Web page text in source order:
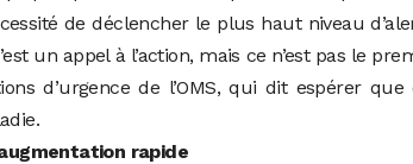
de déclencher le plus haut niveau
un appel à l’action, mais ce n’est pas le
d’urgence de l’OMS, qui dit espérer
rapide